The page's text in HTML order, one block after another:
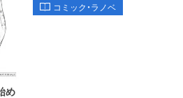
め
コミック・ラノベ